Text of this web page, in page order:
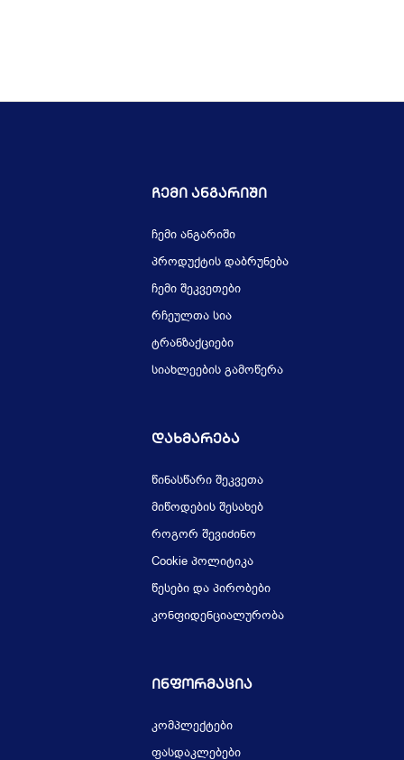
Ჩემი Ანგარიში
ჩემი ანგარიში
პროდუქტის დაბრუნება
ჩემი შეკვეთები
რჩეულთა სია
ტრანზაქციები
სიახლეების გამოწერა
Დახმარება
წინასწარი შეკვეთა
მიწოდების შესახებ
როგორ შევიძინო
Cookie პოლიტიკა
წესები და პირობები
კონფიდენციალურობა
Ინფორმაცია
კომპლექტები
ფასდაკლებები